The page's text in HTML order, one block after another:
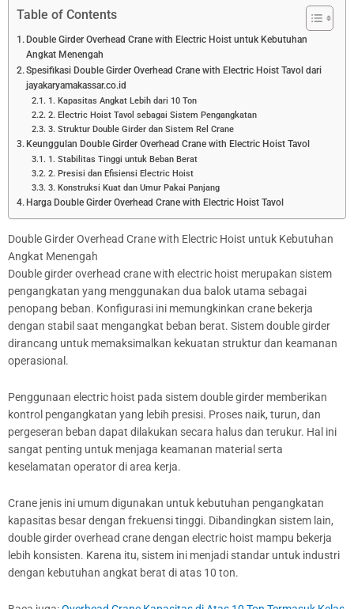
Table of Contents
Double Girder Overhead Crane with Electric Hoist untuk Kebutuhan
Angkat Menengah
Spesifikasi Double Girder Overhead Crane with Electric Hoist Tavol dari
jayakaryamakassar.co.id
1. Kapasitas Angkat Lebih dari 10 Ton
2. Electric Hoist Tavol sebagai Sistem Pengangkatan
3. Struktur Double Girder dan Sistem Rel Crane
Keunggulan Double Girder Overhead Crane with Electric Hoist Tavol
1. Stabilitas Tinggi untuk Beban Berat
2. Presisi dan Efisiensi Electric Hoist
3. Konstruksi Kuat dan Umur Pakai Panjang
Harga Double Girder Overhead Crane with Electric Hoist Tavol
Double Girder Overhead Crane with Electric Hoist untuk Kebutuhan
Angkat Menengah
Double girder overhead crane with electric hoist merupakan sistem
pengangkatan yang menggunakan dua balok utama sebagai
penopang beban. Konfigurasi ini memungkinkan crane bekerja
dengan stabil saat mengangkat beban berat. Sistem double girder
dirancang untuk memaksimalkan kekuatan struktur dan keamanan
operasional.
Penggunaan electric hoist pada sistem double girder memberikan
kontrol pengangkatan yang lebih presisi. Proses naik, turun, dan
pergeseran beban dapat dilakukan secara halus dan terukur. Hal ini
sangat penting untuk menjaga keamanan material serta
keselamatan operator di area kerja.
Crane jenis ini umum digunakan untuk kebutuhan pengangkatan
kapasitas besar dengan frekuensi tinggi. Dibandingkan sistem lain,
double girder overhead crane dengan electric hoist mampu bekerja
lebih konsisten. Karena itu, sistem ini menjadi standar untuk industri
dengan kebutuhan angkat berat di atas 10 ton.